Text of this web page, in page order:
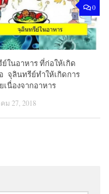
0
ในอาหาร ที่ก่อให้เกิด
จุลินทรีย์ทำให้เกิดการ
เนื่องจากอาหาร
ม 27, 2018